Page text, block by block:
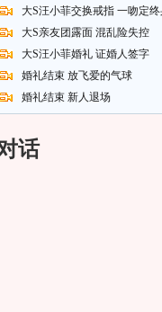
大S汪小菲交换戒指 一吻定终
大S亲友团露面 混乱险失控
大S汪小菲婚礼 证婚人签字
婚礼结束 放飞爱的气球
婚礼结束 新人退场
话